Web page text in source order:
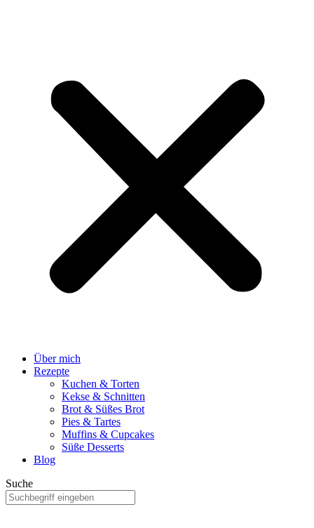
Über mich
Rezepte
Kuchen & Torten
Kekse & Schnitten
Brot & Süßes Brot
Pies & Tartes
Muffins & Cupcakes
Süße Desserts
Blog
Suche